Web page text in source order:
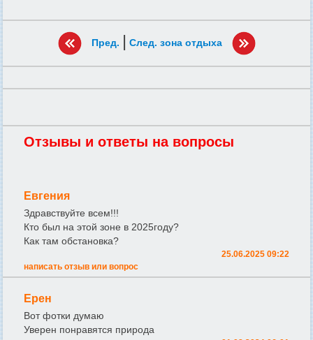
Пред. | След. зона отдыха
Отзывы и ответы на вопросы
Евгения
Здравствуйте всем!!!
Кто был на этой зоне в 2025году?
Как там обстановка?
25.06.2025 09:22
написать отзыв или вопрос
Ерен
Вот фотки думаю
Уверен понравятся природа